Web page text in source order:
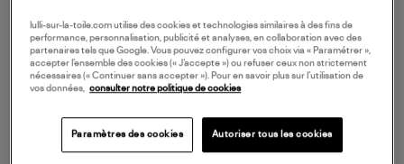
NOS SERVICES
SERVICE CLIENT
MODE DE PAIEMENT
lulli-sur-la-toile.com utilise des cookies et technologies similaires à des fins de
performance, personnalisation, publicité et analyses, en collaboration avec des
partenaires tels que Google. Vous pouvez configurer vos choix via « Paramétrer »,
accepter l’ensemble des cookies (« J’accepte ») ou refuser ceux non strictement
nécessaires (« Continuer sans accepter »). Pour en savoir plus sur l’utilisation de
vos données,
consulter notre politique de cookies
Paramètres des cookies Autoriser tous les cookies